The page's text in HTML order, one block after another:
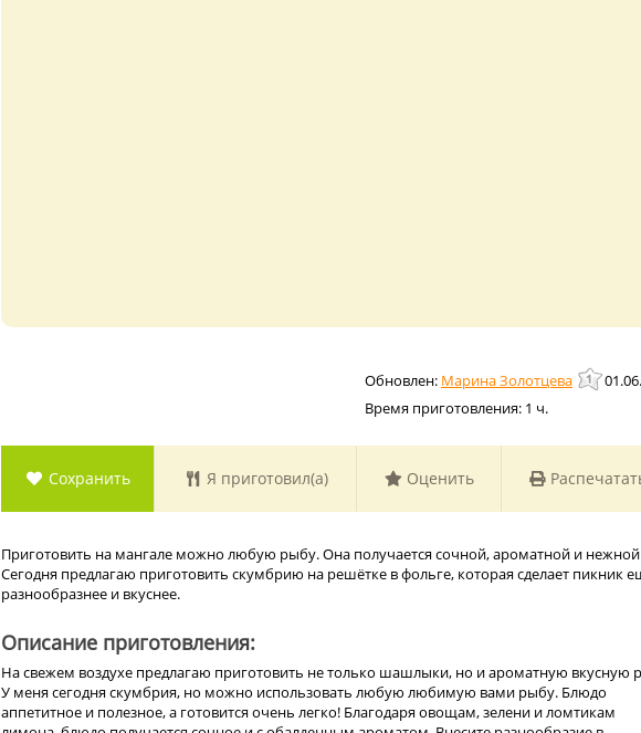
Марина Золотцева
Время приготовления: 1 ч.
Сохранить Я приготовил(а) Оценить
Приготовить на мангале можно любую рыбу. Она получается сочной, ароматной и
Сегодня предлагаю приготовить скумбрию на решётке в фольге, которая сделает пикник
разнообразнее и вкуснее.
Описание приготовления:
На свежем воздухе предлагаю приготовить не только шашлыки, но и ароматную вкусную
У меня сегодня скумбрия, но можно использовать любую любимую вами рыбу. Блюдо
аппетитное и полезное, а готовится очень легко! Благодаря овощам, зелени и ломтикам